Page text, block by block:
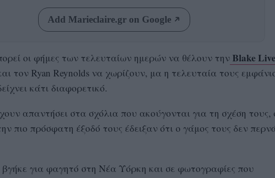
Add Marieclaire.gr on Google
οι φήμες των τελευταίων ημερών να θέλουν την Blake
τον Ryan Reynolds να χωρίζουν, μα η τελευταία τους
κάτι διαφορετικό.
απαντήσει στα σχόλια που ακούγονται για τη σχέση τους,
πιο πρόσφατη έξοδό τους έδειξαν ότι ο γάμος τους δεν
βγήκε για φαγητό στη Νέα Υόρκη και σε φωτογραφίες που